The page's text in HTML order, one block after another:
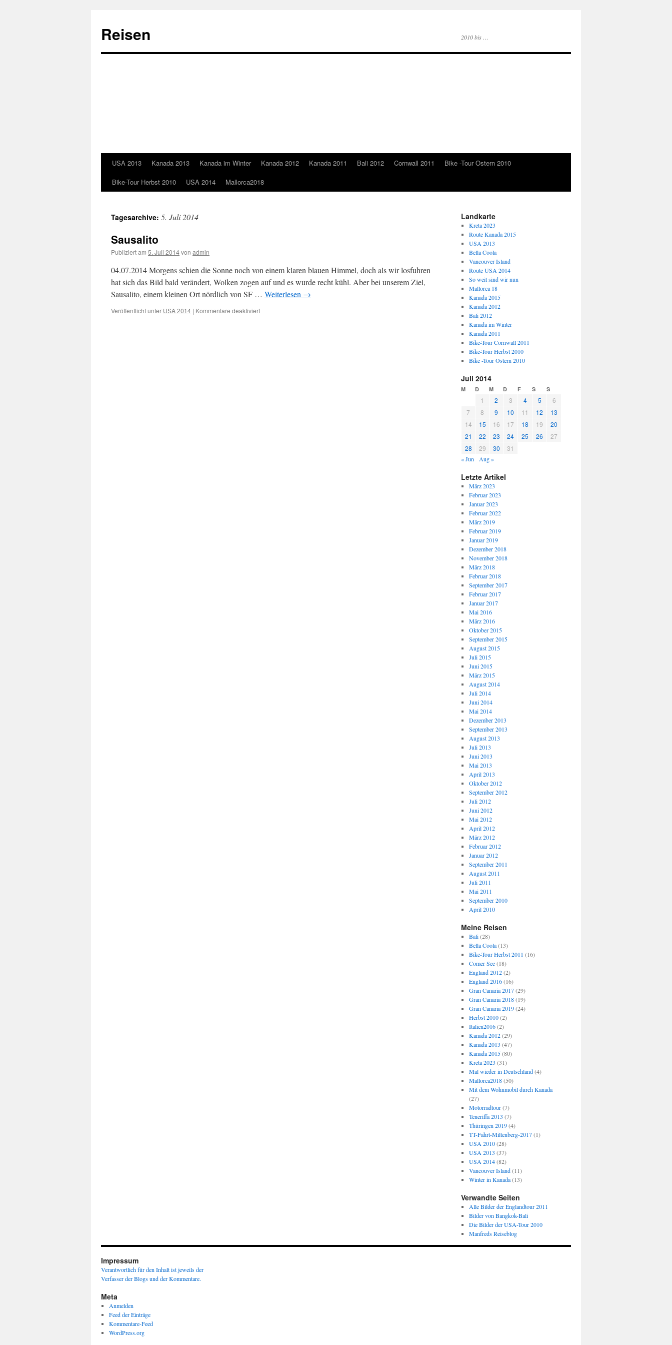
Reisen 2010 bis …
Springe
zum
USA 2013 Kanada 2013 Kanada im Winter Kanada 2012 Kanada 2011 Bali 2012 Cornwall 2011
Bike -Tour Ostern 2010
Bike-Tour Herbst 2010
USA 2014 Mallorca2018
Tagesarchive: 5. Juli 2014
Sausalito
Publiziert am 5. Juli 2014von admin
04.07.2014 Morgens schien die Sonne noch von einem klaren blauen Himmel, doch als wir losfuhren
hat sich das Bild bald verändert, Wolken zogen auf und es wurde recht kühl. Aber bei unserem Ziel,
Sausalito, einem kleinen Ort nördlich von SF … Weiterlesen →
Veröffentlicht unter USA 2014 | Kommentare deaktiviert
Landkarte
Kreta 2023
Route Kanada 2015
USA 2013
Bella Coola
Vancouver Island
Route USA 2014
So weit sind wir nun
Mallorca 18
Kanada 2015
Kanada 2012
Bali 2012
Kanada im Winter
Kanada 2011
Bike-Tour Cornwall 2011
Bike-Tour Herbst 2010
Bike -Tour Ostern 2010
Juli 2014
M D M D F S S
1 2 3 4 5
6
7
8 9 10 11 12
13
14
15 16 17 18 19
20
21
22 23 24 25 26
27
28
29 30 31
« Jun Aug »
Letzte Artikel
März 2023
Februar 2023
Januar 2023
Februar 2022
März 2019
Februar 2019
Januar 2019
Dezember 2018
November 2018
März 2018
Februar 2018
September 2017
Februar 2017
Januar 2017
Mai 2016
März 2016
Oktober 2015
September 2015
August 2015
Juli 2015
Juni 2015
März 2015
August 2014
Juli 2014
Juni 2014
Mai 2014
Dezember 2013
September 2013
August 2013
Juli 2013
Juni 2013
Mai 2013
April 2013
Oktober 2012
September 2012
Juli 2012
Juni 2012
Mai 2012
April 2012
März 2012
Februar 2012
Januar 2012
September 2011
August 2011
Juli 2011
Mai 2011
September 2010
April 2010
Meine Reisen
Bali(28)
Bella Coola(13)
Bike-Tour Herbst 2011 (16)
Comer See(18)
England 2012(2)
England 2016(16)
Gran Canaria 2017(29)
Gran Canaria 2018(19)
Gran Canaria 2019(24)
Herbst 2010(2)
Italien2016(2)
Kanada 2012(29)
Kanada 2013 (47)
Kanada 2015(80)
Kreta 2023 (31)
Mal wieder in Deutschland(4)
Mallorca2018(50)
Mit dem Wohnmobil durch Kanada
(27)
Motorradtour(7)
Teneriffa 2013 (7)
Thüringen 2019(4)
TT-Fahrt-Miltenberg-2017(1)
USA 2010(28)
USA 2013 (37)
USA 2014(82)
Vancouver Island(11)
Winter in Kanada(13)
Verwandte Seiten
Alle Bilder der Englandtour 2011
Bilder von Bangkok-Bali
Die Bilder der USA-Tour 2010
Manfreds Reiseblog
Impressum
Verantwortlich für den Inhalt ist jeweils der
Verfasser der Blogs und der Kommentare.
Meta
Anmelden
Feed der Einträge
Kommentare-Feed
WordPress.org